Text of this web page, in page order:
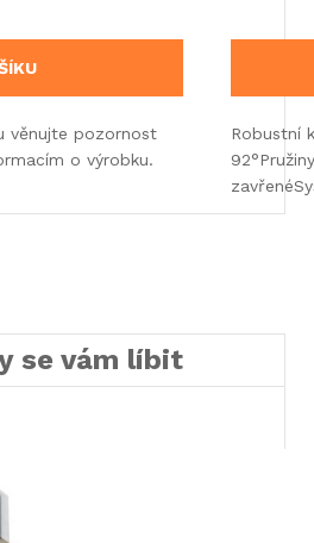
věnujte pozornost
o výrobku.
Robustní
se vám líbit